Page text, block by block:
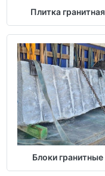
Плитка гранитная
Блоки гранитные